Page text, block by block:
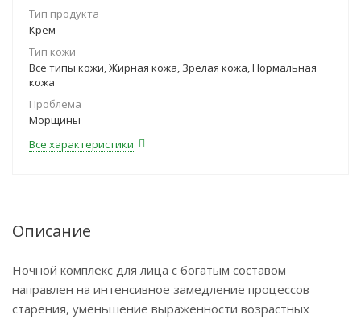
Тип продукта
Крем
Тип кожи
Все типы кожи, Жирная кожа, Зрелая кожа, Нормальная
кожа
Проблема
Морщины
Все характеристики
Описание
Ночной комплекс для лица с богатым составом
направлен на интенсивное замедление процессов
старения, уменьшение выраженности возрастных